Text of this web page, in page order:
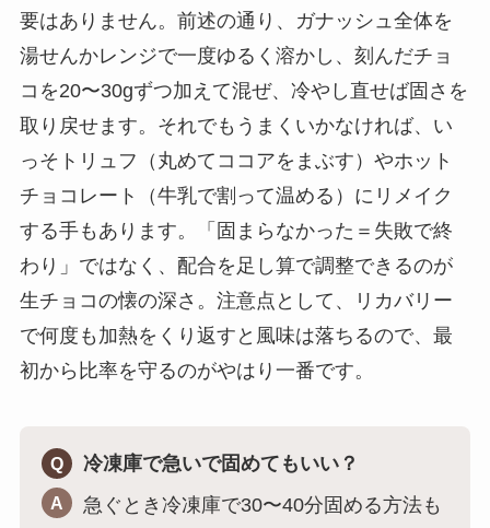
要はありません。前述の通り、ガナッシュ全体を
湯せんかレンジで一度ゆるく溶かし、刻んだチョ
コを20〜30gずつ加えて混ぜ、冷やし直せば固さを
取り戻せます。それでもうまくいかなければ、い
っそトリュフ（丸めてココアをまぶす）やホット
チョコレート（牛乳で割って温める）にリメイク
する手もあります。「固まらなかった＝失敗で終
わり」ではなく、配合を足し算で調整できるのが
生チョコの懐の深さ。注意点として、リカバリー
で何度も加熱をくり返すと風味は落ちるので、最
初から比率を守るのがやはり一番です。
Q 冷凍庫で急いで固めてもいい？
A
急ぐとき冷凍庫で30〜40分固める方法も